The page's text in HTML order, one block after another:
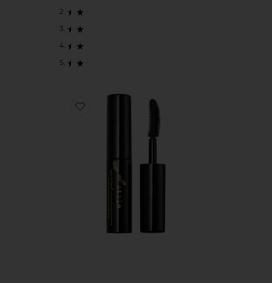
Favorite Travel Size Made-U-Lash Tubing Mascara